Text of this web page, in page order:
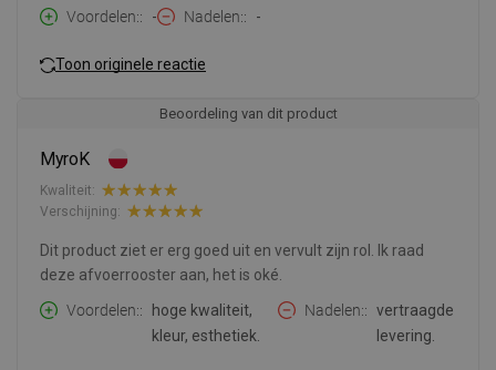
Voordelen:
- Nadelen: -
Toon originele reactie
Beoordeling van dit product
MyroK
Kwaliteit:
Verschijning:
Dit product ziet er erg goed uit en vervult zijn rol. Ik raad
deze afvoerrooster aan, het is oké.
Voordelen:
hoge kwaliteit,
kleur, esthetiek.
Nadelen:
vertraagde
levering.